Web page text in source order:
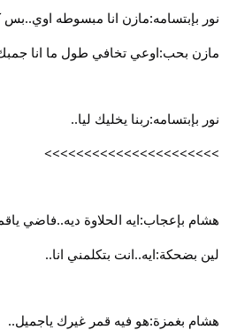
نور بإبتسامه:مازن انا مبسوطه اوي..بس
مازن بحب:اوعي تخافي طول ما انا جمبك
نور بإبتسامه:ربنا يخليك ليا..
>>>>>>>>>>>>>>>>>>>>>>
هشام بإعجاب:ايه الحلاوة ديه..فاضي
لين بضحكة:ايه..انت بتكلمني انا..
هشام بغمزة:هو فيه قمر غيرك ياجميل..